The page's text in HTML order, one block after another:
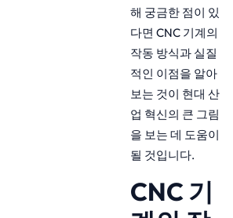
해 궁금한 점이 있
다면 CNC 기계의
작동 방식과 실질
적인 이점을 알아
보는 것이 현대 산
업 혁신의 큰 그림
을 보는 데 도움이
될 것입니다.
CNC 기